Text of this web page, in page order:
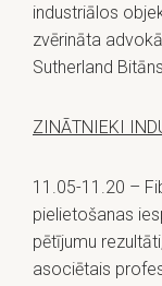
industriālos
zvērināta
Sutherland Bitāns
ZINĀTNIEKI
11.05-11.20 –
pielietošanas
pētījumu
asociētais